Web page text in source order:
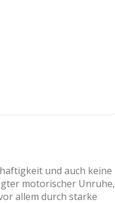
und auch keine
motorischer Unruhe,
allem durch starke